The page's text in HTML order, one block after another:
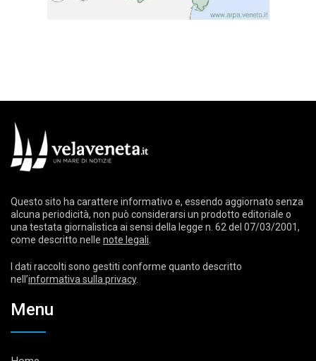
Questo sito ha carattere informativo e, essendo aggiornato senza
alcuna periodicità, non può considerarsi un prodotto editoriale o
una testata giornalistica ai sensi della legge n. 62 del 07/03/2001,
come descritto nelle note legali
I dati raccolti sono gestiti conforme quanto descritto
nell’informativa sulla privacy.
Menu